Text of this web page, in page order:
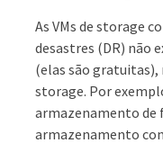
As VMs de storage
desastres (DR) não
(elas são gratuitas),
storage. Por
armazenamento de
armazenamento